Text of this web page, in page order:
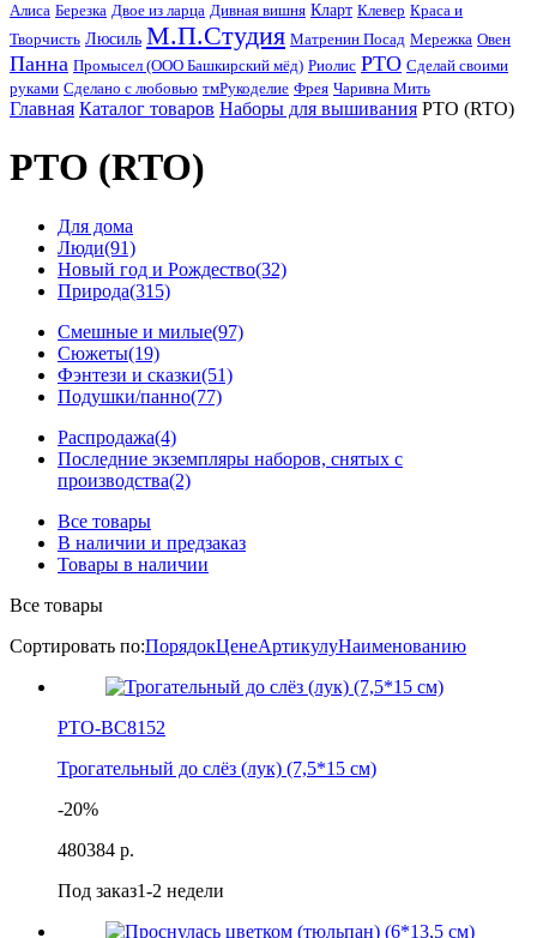
Алиса Березка Двое из ларца Дивная вишня Кларт Клевер Краса и
Творчисть Люсиль М.П.Студия Матренин Посад Мережка Овен
Панна Промысел (ООО Башкирский мёд) Риолис РТО Сделай своими
руками Сделано с любовью тмРукоделиe Фрея Чаривна Мить
Главная Каталог товаров Наборы для вышивания РТО (RTO)
РТО (RTO)
Для дома
Люди(91)
Новый год и Рождество(32)
Природа(315)
Смешные и милые(97)
Сюжеты(19)
Фэнтези и сказки(51)
Подушки/панно(77)
Распродажа(4)
Последние экземпляры наборов, снятых с
производства(2)
Все товары
В наличии и предзаказ
Товары в наличии
Все товары
Сортировать по:ПорядокЦенеАртикулуНаименованию
РТО-ВС8152
Трогательный до слёз (лук) (7,5*15 см)
-20%
480384 р.
Под заказ1-2 недели